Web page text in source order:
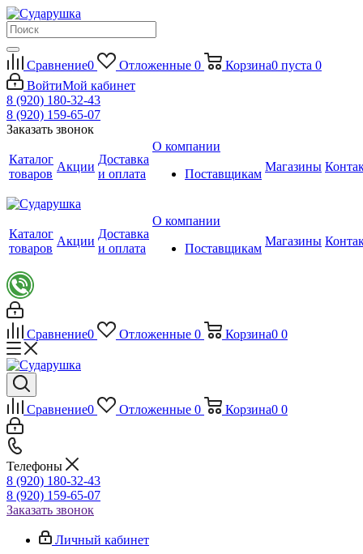
Сравнение0 Отложенные 0 Корзина0 пуста 0
ВойтиМой кабинет
8 (920) 180-32-43
8 (920) 159-65-07
Заказать звонок
Каталог
товаров
Акции
Доставка
и оплата
О компании
Поставщикам
Магазины
Каталог
товаров
Акции
Доставка
и оплата
О компании
Поставщикам
Магазины
Сравнение0 Отложенные 0 Корзина0 0
Сравнение0 Отложенные 0 Корзина0 0
Телефоны
8 (920) 180-32-43
8 (920) 159-65-07
Заказать звонок
Личный кабинет